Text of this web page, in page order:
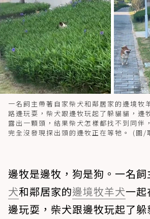
一名飼主帶著自家柴犬和鄰居家的邊境牧
路邊玩耍，柴犬跟邊牧玩起了躲貓貓，邊
露出一顆頭，結果柴犬怎樣都找不到同伴
完全沒發現探出頭的邊牧正在等牠。 (圖/
邊牧是邊牧，狗是狗。一名
犬和鄰居家的邊境牧羊犬一起
邊玩耍，柴犬跟邊牧玩起了